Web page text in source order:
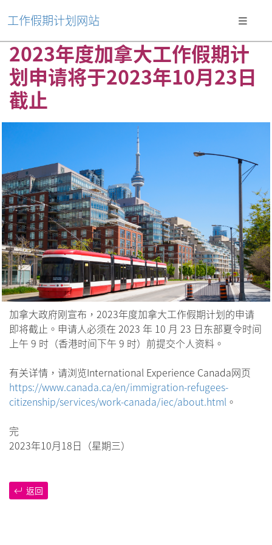
工作假期计划网站
2023年度加拿大工作假期计
划申请将于2023年10月23日
截止
加拿大政府刚宣布，2023年度加拿大工作假期计划的申请
即将截止。申请人必须在 2023 年 10 月 23 日东部夏令时间
上午 9 时（香港时间下午 9 时）前提交个人资料。
有关详情，请浏览International Experience Canada网页
https://www.canada.ca/en/immigration-refugees-
citizenship/services/work-canada/iec/about.html 。
完
2023年10月18日（星期三）
返回